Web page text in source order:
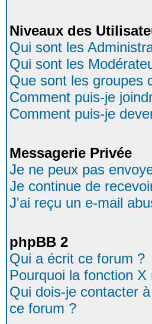
Niveaux des
Qui sont les
Qui sont les
Que sont les groupes
Comment puis-je
Comment puis-je
Messagerie Privée
Je ne peux pas
Je continue de
J'ai reçu un e-mail
phpBB 2
Qui a écrit ce forum ?
Pourquoi la fonction
Qui dois-je contacter
ce forum ?